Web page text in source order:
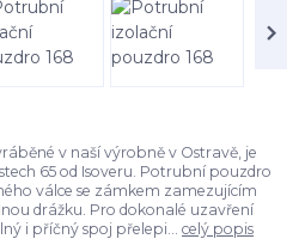
v naší výrobně v Ostravě, je
65 od Isoveru. Potrubní pouzdro
válce se zámkem zamezujícím
drážku. Pro dokonalé uzavření
i příčný spoj přelepi... celý popis